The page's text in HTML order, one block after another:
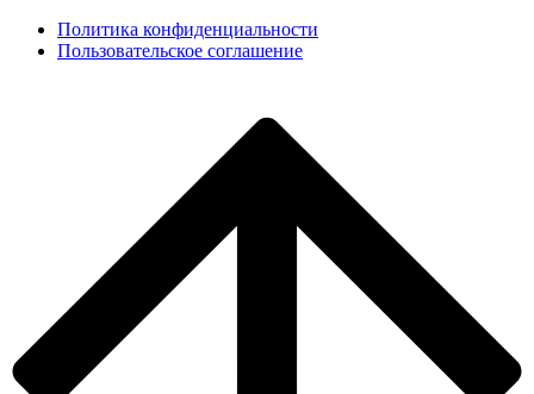
Политика конфиденциальности
Пользовательское соглашение